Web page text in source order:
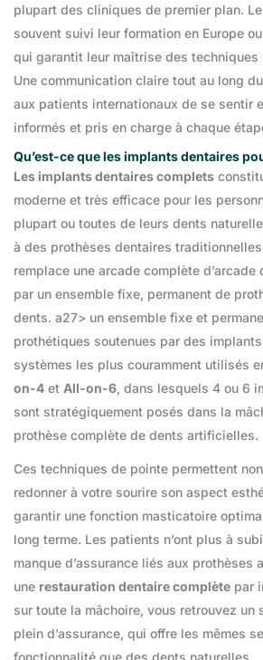
plupart des cliniques de premier plan.
souvent suivi leur formation en Europe
qui garantit leur maîtrise des techniques
Une communication claire tout au long
aux patients internationaux de se sentir
informés et pris en charge à chaque
Qu’est-ce que les implants dentaires
Les implants dentaires complets
moderne et très efficace pour les
plupart ou toutes de leurs dents
à des prothèses dentaires
remplace une arcade complète d’arcade
par un ensemble fixe, permanent de
dents. a27> un ensemble fixe et
prothétiques soutenues par des
systèmes les plus couramment utilisés
on-4 et All-on-6, dans lesquels 4 ou 6
sont stratégiquement posés dans la
prothèse complète de dents artificielles.
Ces techniques de pointe permettent
redonner à votre sourire son aspect
garantir une fonction masticatoire
long terme. Les patients n’ont plus à
manque d’assurance liés aux prothèses
une restauration dentaire complète par
sur toute la mâchoire, vous retrouvez un
plein d’assurance, qui offre les mêmes
fonctionnalité que des dents naturelles.